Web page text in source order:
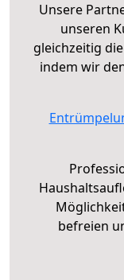
Unsere
unseren
gleichzeitig
indem wir
befreien